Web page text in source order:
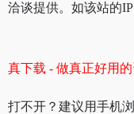
洽谈提供。如该站的
真下载 - 做真正好用的
打不开？建议用手机